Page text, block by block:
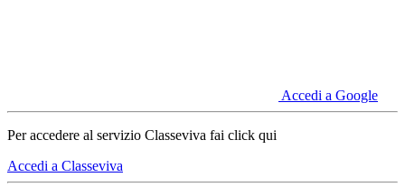
Accedi a Google
Per accedere al servizio Classeviva fai click qui
Accedi a Classeviva